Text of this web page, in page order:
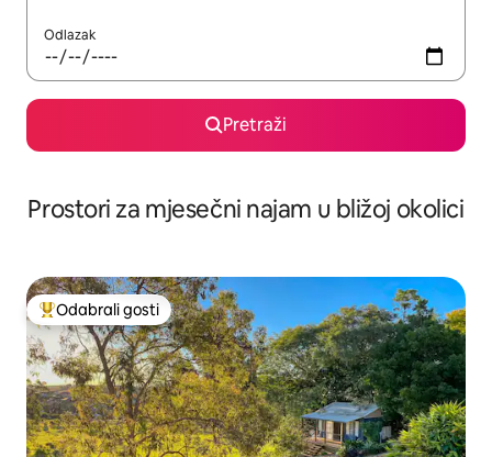
Odlazak
Pretraži
Prostori za mjesečni najam u bližoj okolici
Među najviše rangiranima s oznakom „Odabrali gosti”
Odabrali gosti